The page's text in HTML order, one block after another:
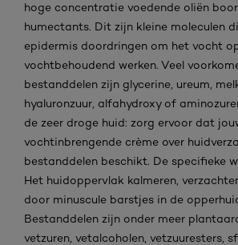
hoge concentratie voedende oliën
humectants. Dit zijn kleine moleculen
epidermis doordringen om het vocht
vochtbehoudend werken. Veel
bestanddelen zijn glycerine, ureum,
hyaluronzuur, alfahydroxy of
de zeer droge huid: zorg ervoor dat
vochtinbrengende crème over
bestanddelen beschikt. De specifieke
Het huidoppervlak kalmeren,
door minuscule barstjes in de
Bestanddelen zijn onder meer
vetzuren, vetalcoholen, vetzuuresters,